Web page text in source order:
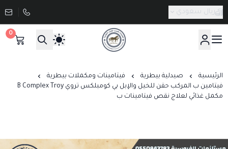
ريال سعودي
صيدلية طموح الخيال البيطرية
0
الرئيسية صيدلية بيطرية
فيتامينات ومكملات بيطرية
فيتامين ب المركب حقن للخيل والإبل بي كومبلكس تروي B Complex Troy
مكمل غذائي لعلاج نقص فيتامينات ب